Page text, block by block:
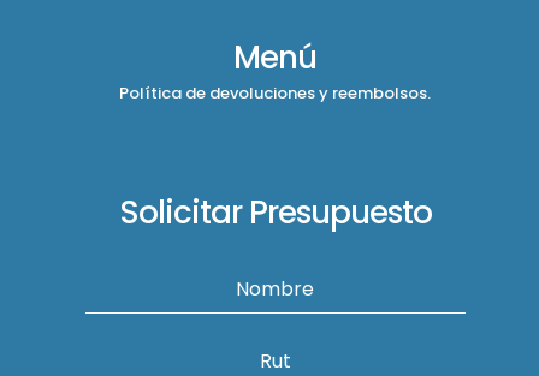
Menú
Política de devoluciones y reembolsos.
Solicitar Presupuesto
Nombre
Rut